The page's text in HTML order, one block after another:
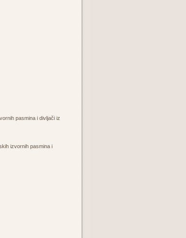
pasmina i divljači iz
izvornih pasmina i